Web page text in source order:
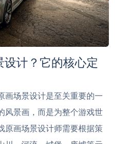
计？它的核心定
画场景设计是至关重要的一
风景画，而是为整个游戏世
原画场景设计师需要根据策